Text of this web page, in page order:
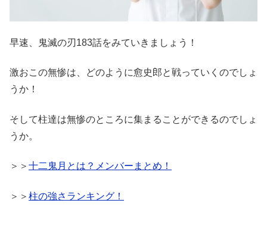
早速、鬼滅の刃183話をみていきましょう！
激おこの無惨は、どのように愈史郎と戦っていくのでしょ
うか！
そして柱達は無惨のところに集まることができるのでしょ
うか。
＞＞ 十二鬼月とは？メンバーまとめ！
＞＞ 柱の強さランキング！